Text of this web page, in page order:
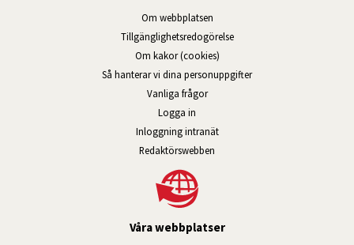
Om webbplatsen
Tillgänglig­hets­redo­görelse
Om kakor (cookies)
Så hanterar vi dina personuppgifter
Vanliga frågor
Logga in
Inloggning intranätÖppnas i nytt fönster.
Redaktörswebben
Våra webbplatser